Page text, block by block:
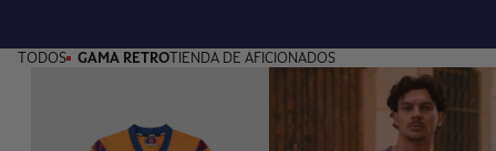
TODOS GAMA RETROTIENDA DE AFICIONADOS